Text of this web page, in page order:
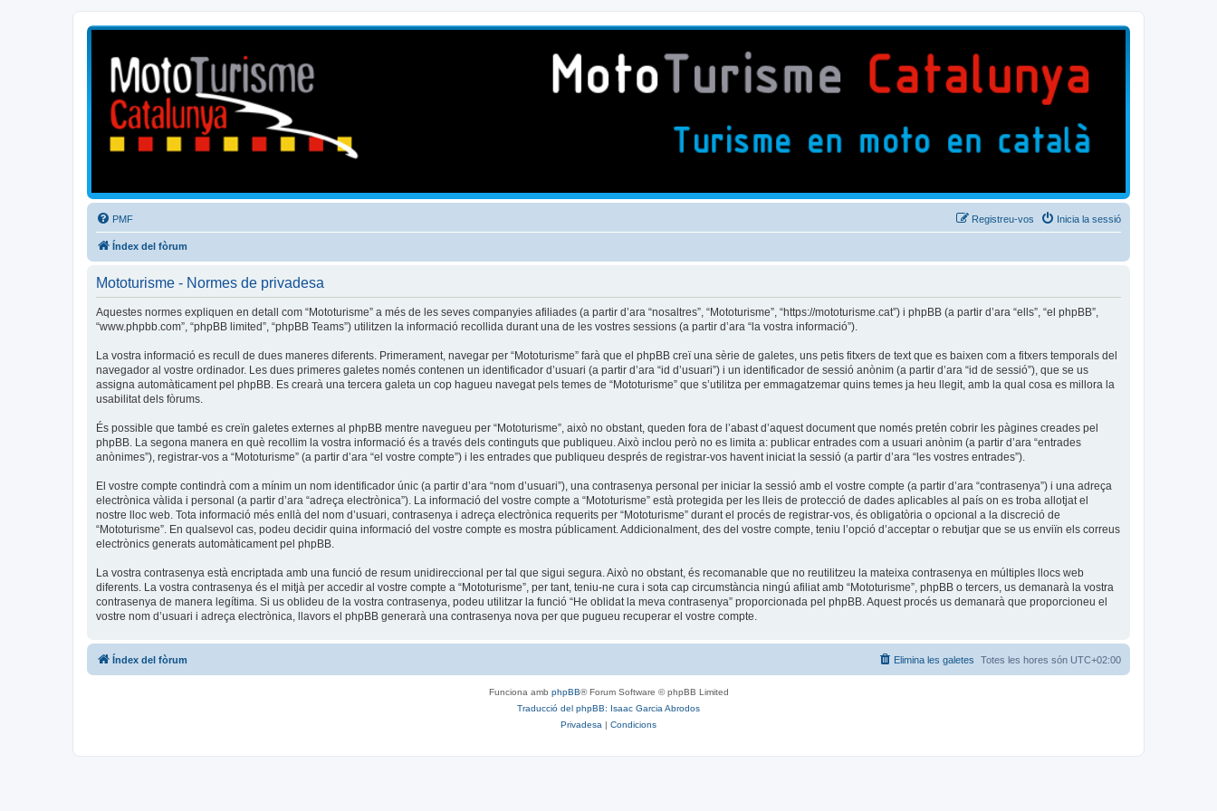
Mototurisme
Turisme en moto en català
PMF Inicia la sessió
Registreu-vos
Índex del fòrum
Mototurisme - Normes de privadesa
Aquestes normes expliquen en detall com “Mototurisme” a més de les seves companyies afiliades (a partir d’ara “nosaltres”, “Mototurisme”, “https://mototurisme.cat”) i phpBB (a partir d’ara “ells”, “el phpBB”,
“www.phpbb.com”, “phpBB limited”, “phpBB Teams”) utilitzen la informació recollida durant una de les vostres sessions (a partir d’ara “la vostra informació”).
La vostra informació es recull de dues maneres diferents. Primerament, navegar per “Mototurisme” farà que el phpBB creï una sèrie de galetes, uns petis fitxers de text que es baixen com a fitxers temporals del
navegador al vostre ordinador. Les dues primeres galetes només contenen un identificador d’usuari (a partir d’ara “id d’usuari”) i un identificador de sessió anònim (a partir d’ara “id de sessió”), que se us
assigna automàticament pel phpBB. Es crearà una tercera galeta un cop hagueu navegat pels temes de “Mototurisme” que s’utilitza per emmagatzemar quins temes ja heu llegit, amb la qual cosa es millora la
usabilitat dels fòrums.
És possible que també es creïn galetes externes al phpBB mentre navegueu per “Mototurisme”, això no obstant, queden fora de l’abast d’aquest document que només pretén cobrir les pàgines creades pel
phpBB. La segona manera en què recollim la vostra informació és a través dels continguts que publiqueu. Això inclou però no es limita a: publicar entrades com a usuari anònim (a partir d’ara “entrades
anònimes”), registrar-vos a “Mototurisme” (a partir d’ara “el vostre compte”) i les entrades que publiqueu després de registrar-vos havent iniciat la sessió (a partir d’ara “les vostres entrades”).
El vostre compte contindrà com a mínim un nom identificador únic (a partir d’ara “nom d’usuari”), una contrasenya personal per iniciar la sessió amb el vostre compte (a partir d’ara “contrasenya”) i una adreça
electrònica vàlida i personal (a partir d’ara “adreça electrònica”). La informació del vostre compte a “Mototurisme” està protegida per les lleis de protecció de dades aplicables al país on es troba allotjat el
nostre lloc web. Tota informació més enllà del nom d’usuari, contrasenya i adreça electrònica requerits per “Mototurisme” durant el procés de registrar-vos, és obligatòria o opcional a la discreció de
“Mototurisme”. En qualsevol cas, podeu decidir quina informació del vostre compte es mostra públicament. Addicionalment, des del vostre compte, teniu l’opció d’acceptar o rebutjar que se us enviïn els correus
electrònics generats automàticament pel phpBB.
La vostra contrasenya està encriptada amb una funció de resum unidireccional per tal que sigui segura. Això no obstant, és recomanable que no reutilitzeu la mateixa contrasenya en múltiples llocs web
diferents. La vostra contrasenya és el mitjà per accedir al vostre compte a “Mototurisme”, per tant, teniu-ne cura i sota cap circumstància ningú afiliat amb “Mototurisme”, phpBB o tercers, us demanarà la vostra
contrasenya de manera legítima. Si us oblideu de la vostra contrasenya, podeu utilitzar la funció “He oblidat la meva contrasenya” proporcionada pel phpBB. Aquest procés us demanarà que proporcioneu el
vostre nom d’usuari i adreça electrònica, llavors el phpBB generarà una contrasenya nova per que pugueu recuperar el vostre compte.
Índex del fòrum Totes les hores són UTC+02:00
Elimina les galetes
Funciona amb phpBB® Forum Software © phpBB Limited
Traducció del phpBB: Isaac Garcia Abrodos
Privadesa | Condicions